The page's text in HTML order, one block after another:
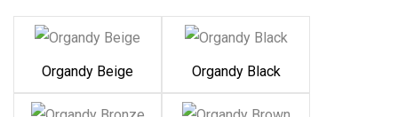
Organdy Beige Organdy Black